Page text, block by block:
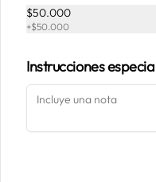
Facebook
Mi cuenta
Pedir
Iniciar sesión
$50.000
+$50.000
Instrucciones